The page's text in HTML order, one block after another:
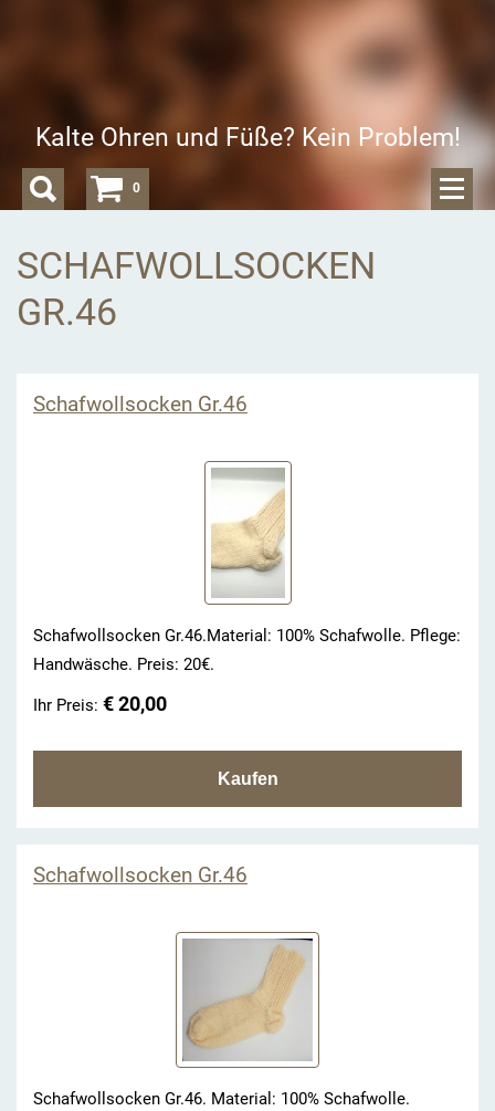
Kalte Ohren und Füße? Kein Problem!
SCHAFWOLLSOCKEN
GR.46
Schafwollsocken Gr.46
Schafwollsocken Gr.46.Material: 100% Schafwolle. Pflege:
Handwäsche. Preis: 20€.
Ihr Preis: € 20,00
Schafwollsocken Gr.46
Schafwollsocken Gr.46. Material: 100% Schafwolle.
0